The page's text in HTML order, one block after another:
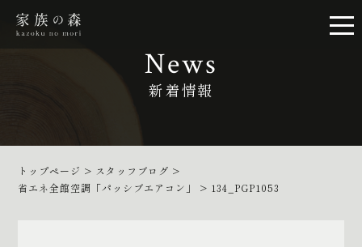
News
新着情報
トップページ > スタッフブログ >
省エネ全館空調「パッシブエアコン」
> 134_PGP1053